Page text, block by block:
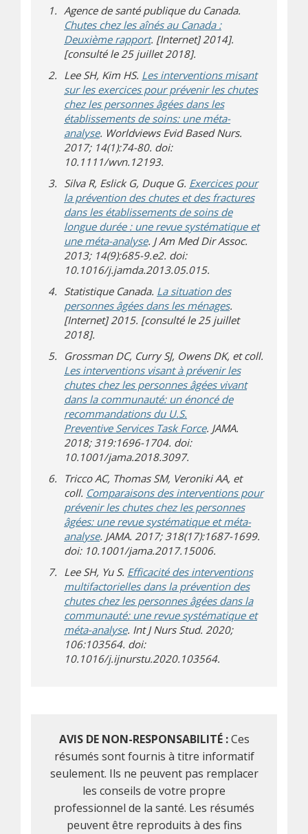
Agence de santé publique du Canada.
Chutes chez les aînés au Canada :
Deuxième rapport(s’ouvre sur un autre site)
. [Internet] 2014].
[consulté le 25 juillet 2018].
Lee SH, Kim HS. Les interventions misant
sur les exercices pour prévenir les chutes
chez les personnes âgées dans les
établissements de soins: une méta-
analyse. Worldviews Evid Based Nurs.
2017; 14(1):74-80. doi:
10.1111/wvn.12193.
Silva R, Eslick G, Duque G. Exercices pour
la prévention des chutes et des fractures
dans les établissements de soins de
longue durée : une revue systématique et
une méta-analyse. J Am Med Dir Assoc.
2013; 14(9):685-9.e2. doi:
10.1016/j.jamda.2013.05.015.
Statistique Canada. La situation des
personnes âgées dans les ménages(s’ouvre sur un
.
[Internet] 2015. [consulté le 25 juillet
2018].
Grossman DC, Curry SJ, Owens DK, et coll.
Les interventions visant à prévenir les
chutes chez les personnes âgées vivant
dans la communauté: un énoncé de
recommandations du U.S.
Preventive Services Task Force. JAMA.
2018; 319:1696-1704. doi:
10.1001/jama.2018.3097.
Tricco AC, Thomas SM, Veroniki AA, et
coll. Comparaisons des interventions pour
prévenir les chutes chez les personnes
âgées: une revue systématique et méta-
analyse. JAMA. 2017; 318(17):1687-1699.
doi: 10.1001/jama.2017.15006.
Lee SH, Yu S. Efficacité des interventions
multifactorielles dans la prévention des
chutes chez les personnes âgées dans la
communauté: une revue systématique et
méta-analyse. Int J Nurs Stud. 2020;
106:103564. doi:
10.1016/j.ijnurstu.2020.103564.
AVIS DE NON-RESPONSABILITÉ :Ces
résumés sont fournis à titre informatif
seulement. Ils ne peuvent pas remplacer
les conseils de votre propre
professionnel de la santé. Les résumés
peuvent être reproduits à des fins